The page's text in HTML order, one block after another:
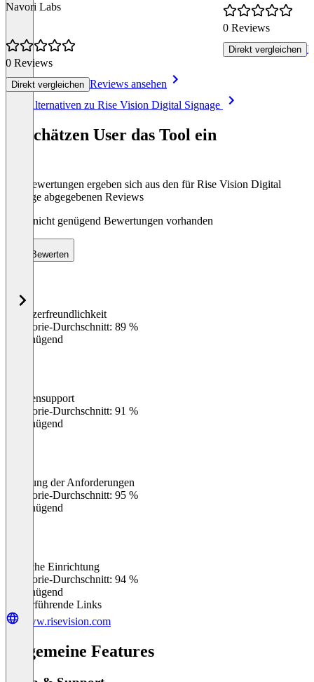
Navori Labs
0 Reviews
Direkt vergleichen Reviews ansehen
0 Reviews
Direkt vergleichen
Alle Alternativen zu Rise Vision Digital Signage
So schätzen User das Tool ein
Die Bewertungen ergeben sich aus den für Rise Vision Digital
Signage abgegebenen Reviews
Noch nicht genügend Bewertungen vorhanden
Bewerten
Benutzerfreundlichkeit
Kategorie-Durchschnitt: 89 %
Ungenügend
Kundensupport
Kategorie-Durchschnitt: 91 %
Ungenügend
Erfüllung der Anforderungen
Kategorie-Durchschnitt: 95 %
Ungenügend
Einfache Einrichtung
Kategorie-Durchschnitt: 94 %
Ungenügend
Weiterführende Links
www.risevision.com
Allgemeine Features